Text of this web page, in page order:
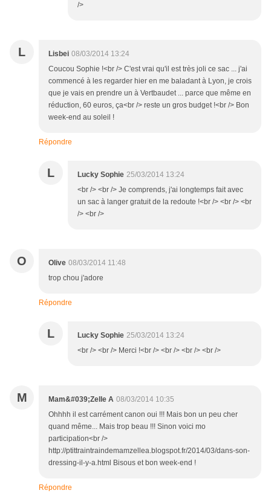
/>
L Lisbei 08/03/2014 13:24
Coucou Sophie !<br /> C'est vrai qu'il est très joli ce sac ... j'ai
commencé à les regarder hier en me baladant à Lyon, je crois
que je vais en prendre un à Vertbaudet ... parce que même en
réduction, 60 euros, ça<br /> reste un gros budget !<br /> Bon
week-end au soleil !
Répondre
L Lucky Sophie 25/03/2014 13:24
<br /> <br /> Je comprends, j'ai longtemps fait avec
un sac à langer gratuit de la redoute !<br /> <br /> <br
/> <br />
O Olive 08/03/2014 11:48
trop chou j'adore
Répondre
L Lucky Sophie 25/03/2014 13:24
<br /> <br /> Merci !<br /> <br /> <br /> <br />
M Mam&#039;Zelle A 08/03/2014 10:35
Ohhhh il est carrément canon oui !!! Mais bon un peu cher
quand même... Mais trop beau !!! Sinon voici mo
participation<br />
http://ptittraintraindemamzellea.blogspot.fr/2014/03/dans-son-
dressing-il-y-a.html Bisous et bon week-end !
Répondre